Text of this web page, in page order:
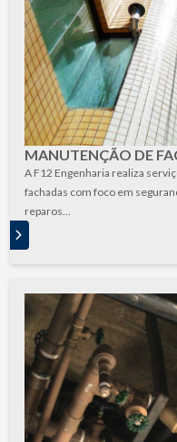
MANUTENÇÃO DE
A F12 Engenharia realiza
fachadas com foco em
reparos...